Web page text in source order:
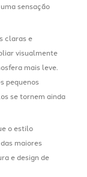
sensação
claras e
visualmente
mais leve.
pequenos
se tornem ainda
o estilo
maiores
e design de